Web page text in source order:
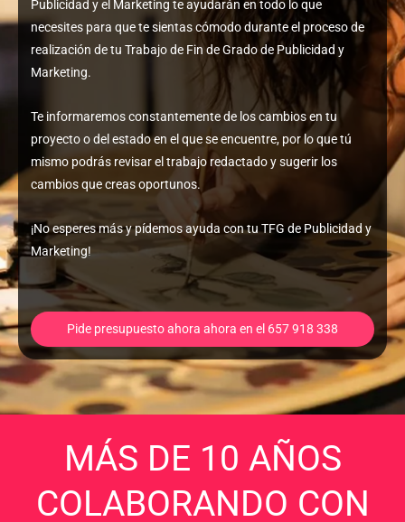
Publicidad y el Marketing te ayudarán en todo lo que
necesites para que te sientas cómodo durante el proceso de
realización de tu Trabajo de Fin de Grado de Publicidad y
Marketing.
Te informaremos constantemente de los cambios en tu
proyecto o del estado en el que se encuentre, por lo que tú
mismo podrás revisar el trabajo redactado y sugerir los
cambios que creas oportunos.
¡No esperes más y pídemos ayuda con tu TFG de Publicidad y
Marketing!
Pide presupuesto ahora ahora en el 657 918 338
MÁS DE 10 AÑOS
COLABORANDO CON